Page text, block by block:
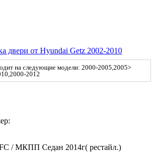
двери от Hyundai Getz 2002-2010
на следующие модели: 2000-2005,2005>
2012
/ МКПП Седан 2014г( рестайл.)